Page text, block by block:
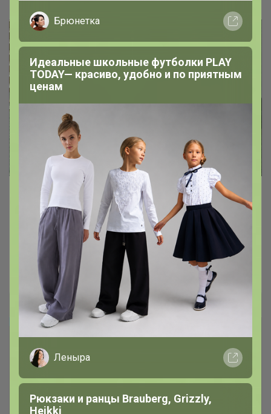
Noble People - верхняя одежда для
девочек со вкусом ?
Брюнетка
Брюнетка
Идеальные школьные футболки PLAY
TODAY— красиво, удобно и по приятным
ценам
Леныра
Рюкзаки и ранцы Brauberg, Grizzly,
Heikki